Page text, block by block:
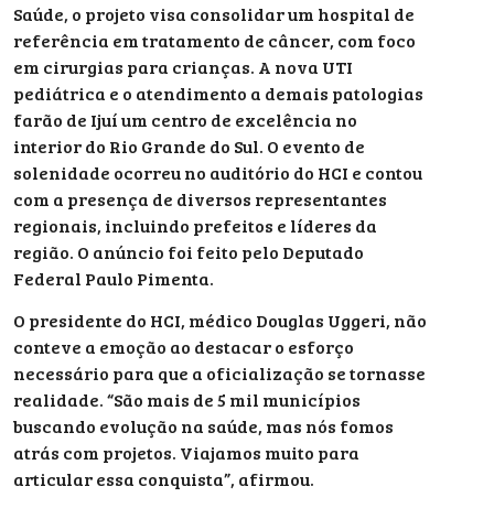
Saúde, o projeto visa consolidar um hospital de
referência em tratamento de câncer, com foco
em cirurgias para crianças. A nova UTI
pediátrica e o atendimento a demais patologias
farão de Ijuí um centro de excelência no
interior do Rio Grande do Sul. O evento de
solenidade ocorreu no auditório do HCI e contou
com a presença de diversos representantes
regionais, incluindo prefeitos e líderes da
região. O anúncio foi feito pelo Deputado
Federal Paulo Pimenta.
O presidente do HCI, médico Douglas Uggeri, não
conteve a emoção ao destacar o esforço
necessário para que a oficialização se tornasse
realidade. “São mais de 5 mil municípios
buscando evolução na saúde, mas nós fomos
atrás com projetos. Viajamos muito para
articular essa conquista”, afirmou.